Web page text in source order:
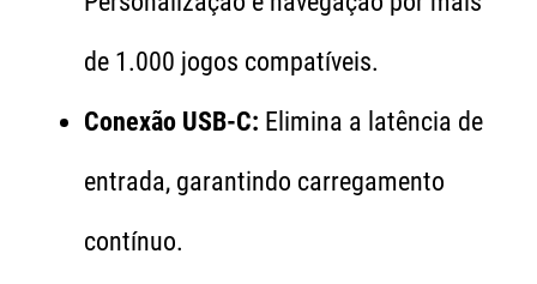
de 1.000 jogos compatíveis.
Conexão USB-C: Elimina a latência de
entrada, garantindo carregamento
contínuo.